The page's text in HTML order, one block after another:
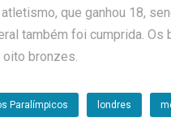
que ganhou 18,
também foi cumprida. Os
oito bronzes.
Paralímpicos londres